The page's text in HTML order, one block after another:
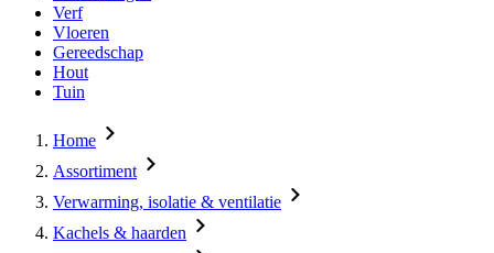
Verf
Vloeren
Gereedschap
Hout
Tuin
Home
Assortiment
Verwarming, isolatie & ventilatie
Kachels & haarden